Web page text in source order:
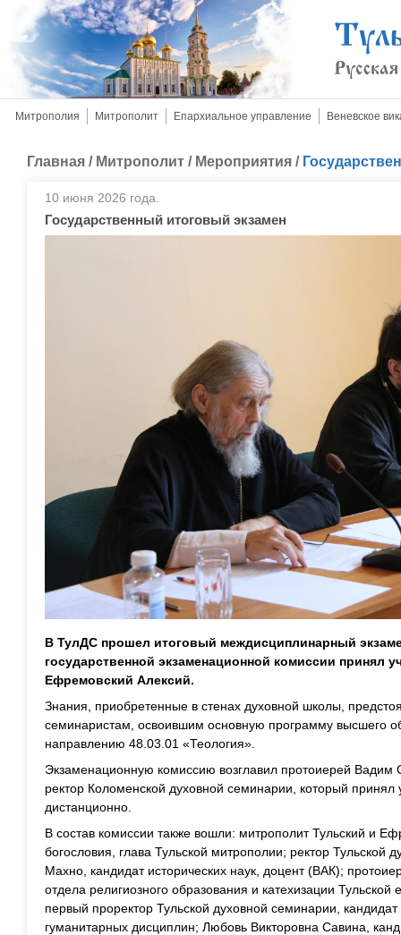
Митрополия Митрополит Епархиальное управление Веневское
Главная / Митрополит / Мероприятия /
10 июня 2026 года.
Государственный итоговый экзамен
В ТулДС прошел итоговый междисциплинарный
государственной экзаменационной комиссии принял
Ефремовский Алексий.
Знания, приобретенные в стенах духовной школы,
семинаристам, освоившим основную программу высшего
направлению 48.03.01 «Теология».
Экзаменационную комиссию возглавил протоиерей Вадим
ректор Коломенской духовной семинарии, который принял
дистанционно.
В состав комиссии также вошли: митрополит Тульский и
богословия, глава Тульской митрополии; ректор Тульской
Махно, кандидат исторических наук, доцент (ВАК);
отдела религиозного образования и катехизации
первый проректор Тульской духовной семинарии,
гуманитарных дисциплин; Любовь Викторовна Савина,